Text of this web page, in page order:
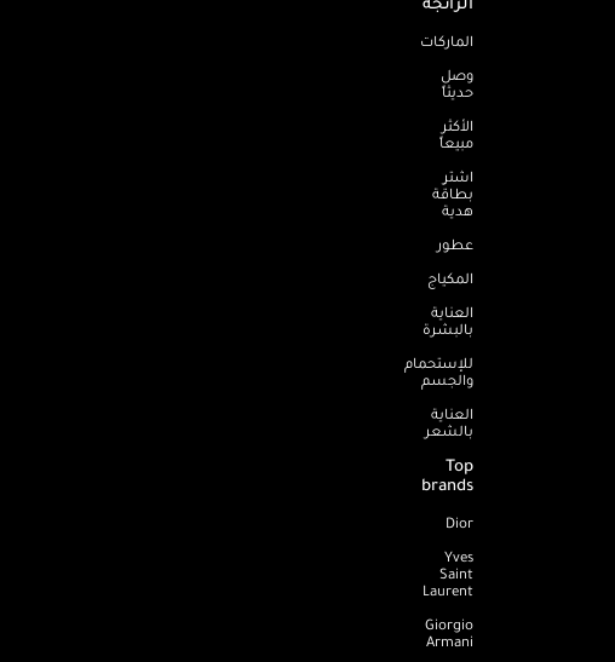
الماركات
وصل
حديثاً
الأكثر
مبيعاً
اشترِ
بطاقة
هدية
عطور
المكياج
العناية
بالبشرة
للإستحمام
والجسم
العناية
بالشعر
Top
brands
Dior
Yves
Saint
Laurent
Giorgio
Armani